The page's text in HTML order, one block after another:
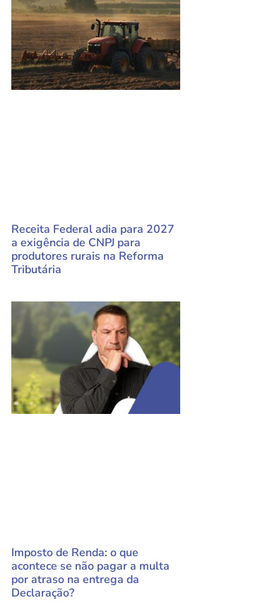
Receita Federal adia para 2027
a exigência de CNPJ para
produtores rurais na Reforma
Tributária
Imposto de Renda: o que
acontece se não pagar a multa
por atraso na entrega da
Declaração?